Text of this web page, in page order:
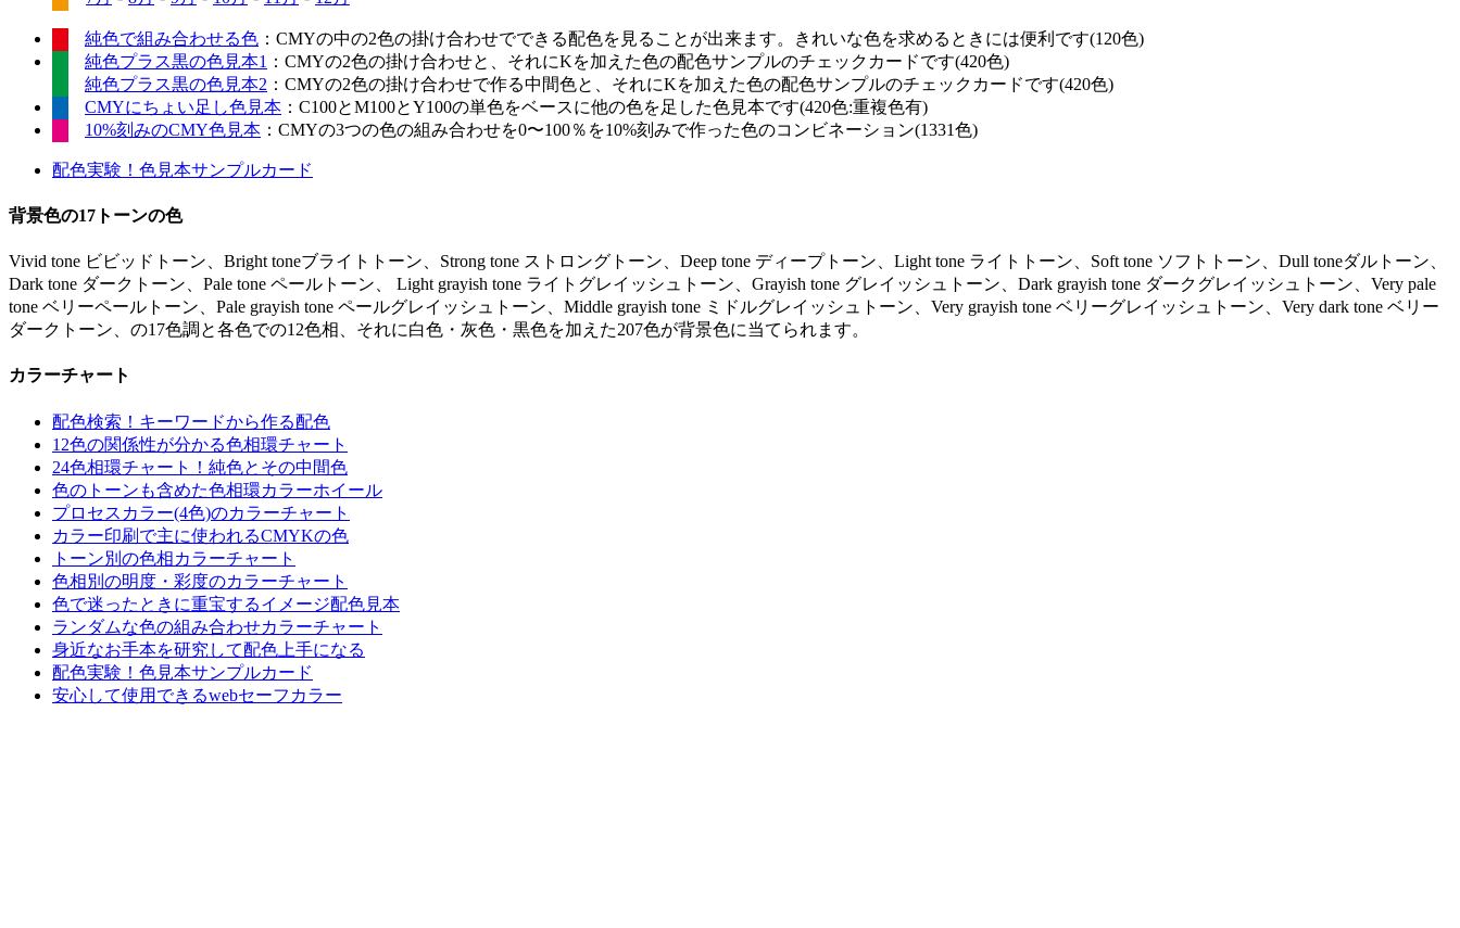
純色で組み合わせる色 ：CMYの中の2色の掛け合わせでできる配色を見ることが出来ます。きれいな色を求めるときには便利です(120色)
純色プラス黒の色見本1 ：CMYの2色の掛け合わせと、それにKを加えた色の配色サンプルのチェックカードです(420色)
純色プラス黒の色見本2 ：CMYの2色の掛け合わせで作る中間色と、それにKを加えた色の配色サンプルのチェックカードです(420色)
CMYにちょい足し色見本 ：C100とM100とY100の単色をベースに他の色を足した色見本です(420色:重複色有)
10%刻みのCMY色見本 ：CMYの3つの色の組み合わせを0〜100％を10%刻みで作った色のコンビネーション(1331色)
配色実験！色見本サンプルカード
背景色の17トーンの色
Vivid tone ビビッドトーン、Bright toneブライトトーン、Strong tone ストロングトーン、Deep tone ディープトーン、Light tone ライトトーン、Soft tone ソフトトーン、Dull toneダルトーン、
Dark tone ダークトーン、Pale tone ペールトーン、 Light grayish tone ライトグレイッシュトーン、Grayish tone グレイッシュトーン、Dark grayish tone ダークグレイッシュトーン、Very pale
tone ベリーペールトーン、Pale grayish tone ペールグレイッシュトーン、Middle grayish tone ミドルグレイッシュトーン、Very grayish tone ベリーグレイッシュトーン、Very dark tone ベリー
ダークトーン、の17色調と各色での12色相、それに白色・灰色・黒色を加えた207色が背景色に当てられます。
カラーチャート
配色検索！キーワードから作る配色
12色の関係性が分かる色相環チャート
24色相環チャート！純色とその中間色
色のトーンも含めた色相環カラーホイール
プロセスカラー(4色)のカラーチャート
カラー印刷で主に使われるCMYKの色
トーン別の色相カラーチャート
色相別の明度・彩度のカラーチャート
色で迷ったときに重宝するイメージ配色見本
ランダムな色の組み合わせカラーチャート
身近なお手本を研究して配色上手になる
配色実験！色見本サンプルカード
安心して使用できるwebセーフカラー